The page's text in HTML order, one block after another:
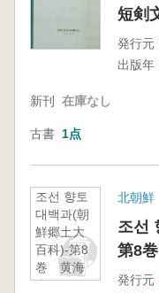
短剣
発行元
出版年
新刊 在庫なし
古書 1点
조선 향토
대백과(朝
鮮郷土大
百科)-第8
巻 黄海
南道1
北朝鮮
조선
第8
発行元